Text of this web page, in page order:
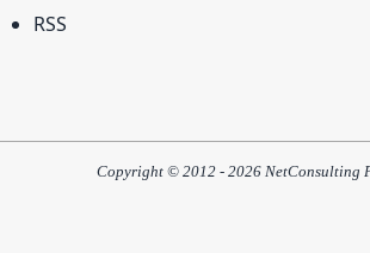
RSS
Copyright © 2012 - 2026 NetConsulting